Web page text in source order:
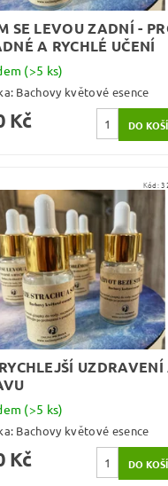
SE LEVOU ZADNÍ -
A RYCHLÉ UČENÍ
(>5 ks)
Bachovy květové esence
Kč
Kód:
UZDRAVENÍ
(>5 ks)
Bachovy květové esence
Kč